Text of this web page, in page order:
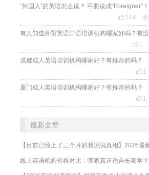
“外国人”的英语怎么说？ 不要说成“Foreigner”！
 244 
 1
成都成人英语培训机构哪家好？有推荐的吗？
 1
厦门成人英语培训机构哪家好？有推荐的吗？
 1
最新文章
线上英语机构价格对比：哪家真正适合长期学？